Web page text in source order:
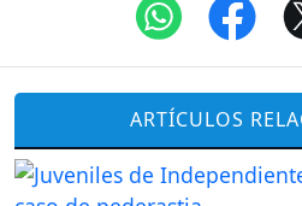
ARTÍCULOS